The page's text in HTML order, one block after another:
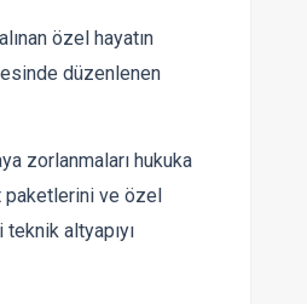
özel hayatın
düzenlenen
zorlanmaları hukuka
paketlerini ve özel
altyapıyı